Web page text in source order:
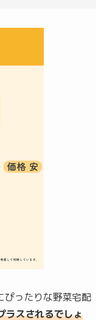
ぴったりな野菜宅配
ラスされるでしょ